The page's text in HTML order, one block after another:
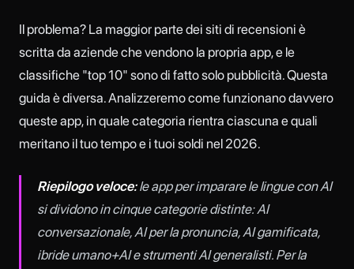
Il problema? La maggior parte dei siti di recensioni è
scritta da aziende che vendono la propria app, e le
classifiche "top 10" sono di fatto solo pubblicità. Questa
guida è diversa. Analizzeremo come funzionano davvero
queste app, in quale categoria rientra ciascuna e quali
meritano il tuo tempo e i tuoi soldi nel 2026.
Riepilogo veloce:le app per imparare le lingue con AI
si dividono in cinque categorie distinte: AI
conversazionale, AI per la pronuncia, AI gamificata,
ibride umano+AI e strumenti AI generalisti. Per la